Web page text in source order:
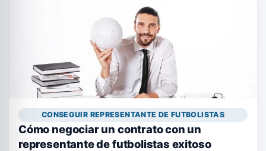
CONSEGUIR REPRESENTANTE DE FUTBOLISTAS
Cómo negociar un contrato con un
representante de futbolistas exitoso